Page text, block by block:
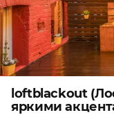
loftblackout
яркими